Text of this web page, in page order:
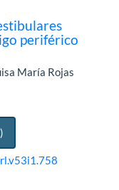
periférico
María Rojas